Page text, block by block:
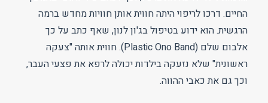
החיים. דרכו לריפוי היתה חווית אותן חוויות מחדש ברמה
הרגשית. הוא ידוע בטיפול בג'ון לנון, שאף כתב על כך
אלבום שלם (Plastic Ono Band). חווית אותה "צעקה
ראשונית" שלא נזעקה בילדות יכולה לרפא את פצעי העבר,
וכך גם את כאבי ההווה.